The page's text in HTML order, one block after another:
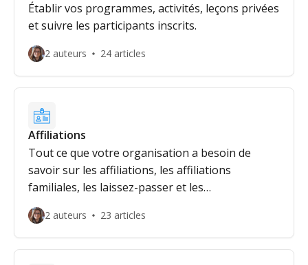
Établir vos programmes, activités, leçons privées
et suivre les participants inscrits.
2 auteurs 24 articles
Affiliations
Tout ce que votre organisation a besoin de
savoir sur les affiliations, les affiliations
familiales, les laissez-passer et les
abonnements.
2 auteurs 23 articles